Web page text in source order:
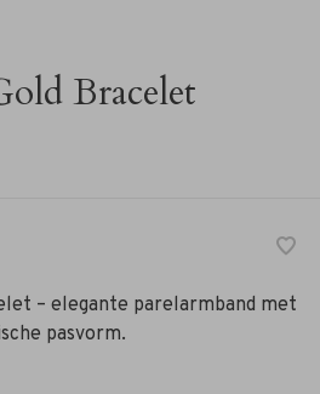
Bracelet
– elegante parelarmband met
pasvorm.